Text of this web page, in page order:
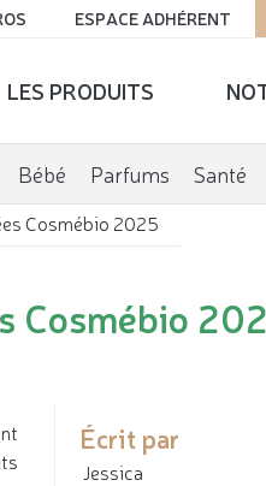
ESPACE ADHÉRENT
LES PRODUITS
Bébé Parfums Santé
Cosmébio 2025
Cosmébio
Écrit par
Jessica